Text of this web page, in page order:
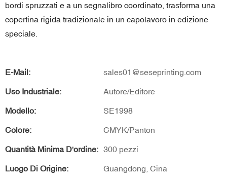
bordi spruzzati e a un segnalibro coordinato, trasforma una
copertina rigida tradizionale in un capolavoro in edizione
speciale.
E-Mail: sales01@seseprinting.com
Uso Industriale: Autore/Editore
Modello: SE1998
Colore: CMYK/Panton
Quantità Minima D'ordine: 300 pezzi
Luogo Di Origine: Guangdong, Cina